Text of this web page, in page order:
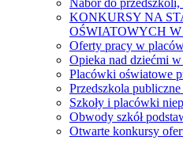
Nabór do
KONKURSY NA
OŚWIATOWYCH
Oferty pracy w
Opieka nad dziećmi
Placówki oświatowe
Przedszkola
Szkoły i placówki
Obwody szkół
Otwarte konkursy